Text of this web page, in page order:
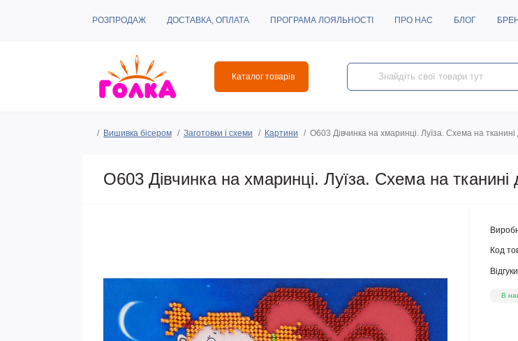
РОЗПРОДАЖ ДОСТАВКА, ОПЛАТА ПРОГРАМА ЛОЯЛЬНОСТІ ПРО НАС БЛОГ
Каталог товарів
Вишивка бісером Заготовки і схеми Картини O603 Дівчинка на хмаринці. Луїза. Схема на
O603 Дівчинка на хмаринці. Луїза. Схема на
Код
В